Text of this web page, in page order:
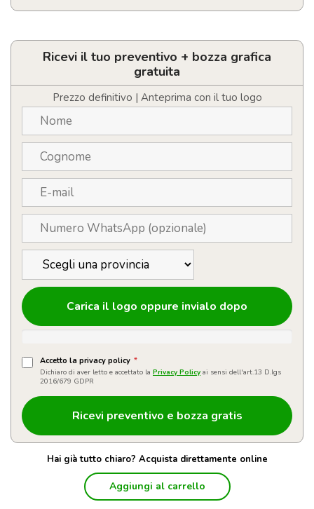
Matita
Penna
Ricevi il tuo preventivo + bozza grafica
gratuita
Prezzo definitivo | Anteprima con il tuo logo
Carica il logo oppure invialo dopo
Accetto la privacy policy *
Dichiaro di aver letto e accettato la Privacy Policy ai sensi dell'art.13 D.lgs
2016/679 GDPR
Hai già tutto chiaro? Acquista direttamente online
Aggiungi al carrello